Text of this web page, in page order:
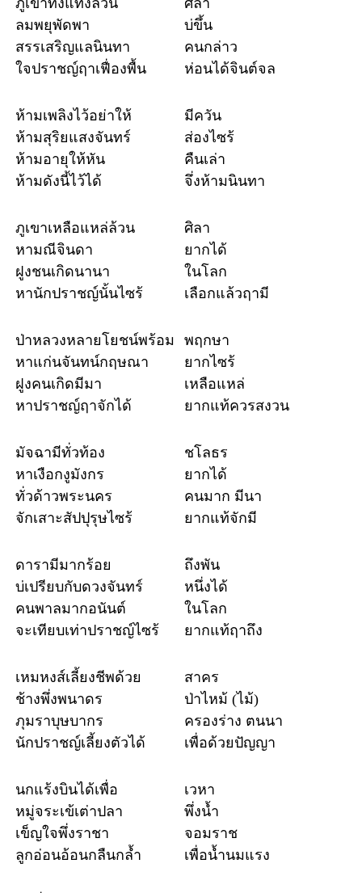
ภูเขาทั้งแท่งล้วน
ลมพยุพัดพา
สรรเสริญแลนินทา
ใจปราชญ์ฤาเฟื่องพื้น
ศิลา
บ่ขึ้น
คนกล่าว
ห่อนได้จินต์จล
ห้ามเพลิงไว้อย่าให้
ห้ามสุริยแสงจันทร์
ห้ามอายุให้หัน
ห้ามดังนี้ไว้ได้
มีควัน
ส่องไซร้
คืนเล่า
จึ่งห้ามนินทา
ภูเขาเหลือแหล่ล้วน
หามณีจินดา
ฝูงชนเกิดนานา
หานักปราชญ์นั้นไซร้
ศิลา
ยากได้
ในโลก
เลือกแล้วฤามี
ป่าหลวงหลายโยชน์พร้อม
หาแก่นจันทน์กฤษณา
ฝูงคนเกิดมีมา
หาปราชญ์ฤาจักได้
พฤกษา
ยากไซร้
เหลือแหล่
ยากแท้ควรสงวน
มัจฉามีทั่วท้อง
หาเงือกงูมังกร
ทั่วด้าวพระนคร
จักเสาะสัปปุรุษไซร้
ชโลธร
ยากได้
คนมาก มีนา
ยากแท้จักมี
ดารามีมากร้อย
บ่เปรียบกับดวงจันทร์
คนพาลมากอนันต์
จะเทียบเท่าปราชญ์ไซร้
ถึงพัน
หนึ่งได้
ในโลก
ยากแท้ฤาถึง
เหมหงส์เลี้ยงชีพด้วย
ช้างพึ่งพนาดร
ภุมราบุษบากร
นักปราชญ์เลี้ยงตัวได้
สาคร
ป่าไหม้ (ไม้)
ครองร่าง ตนนา
เพื่อด้วยปัญญา
นกแร้งบินได้เพื่อ
หมู่จระเข้เต่าปลา
เข็ญใจพึ่งราชา
ลูกอ่อนอ้อนกลืนกล้ำ
เวหา
พึ่งน้ำ
จอมราช
เพื่อน้ำนมแรง